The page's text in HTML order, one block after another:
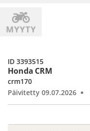
Honda CRM
crm170
Päivitetty 09.07.2026
ID 3393515